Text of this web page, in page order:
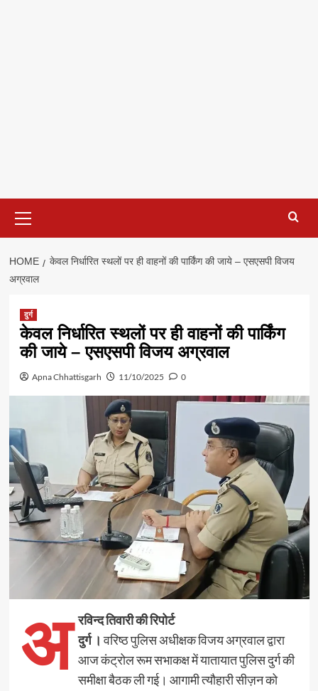
Menu
HOME
केवल निर्धारित स्थलों पर ही वाहनों की पार्किंग की जाये – एसएसपी विजय
अग्रवाल
दुर्ग
केवल निर्धारित स्थलों पर ही वाहनों की पार्किंग
की जाये – एसएसपी विजय अग्रवाल
Apna Chhattisgarh 11/10/2025 0
अ रविन्द तिवारी की रिपोर्ट
दुर्ग । वरिष्ठ पुलिस अधीक्षक विजय अग्रवाल द्वारा
आज कंट्रोल रूम सभाकक्ष में यातायात पुलिस दुर्ग की
समीक्षा बैठक ली गई। आगामी त्यौहारी सीज़न को